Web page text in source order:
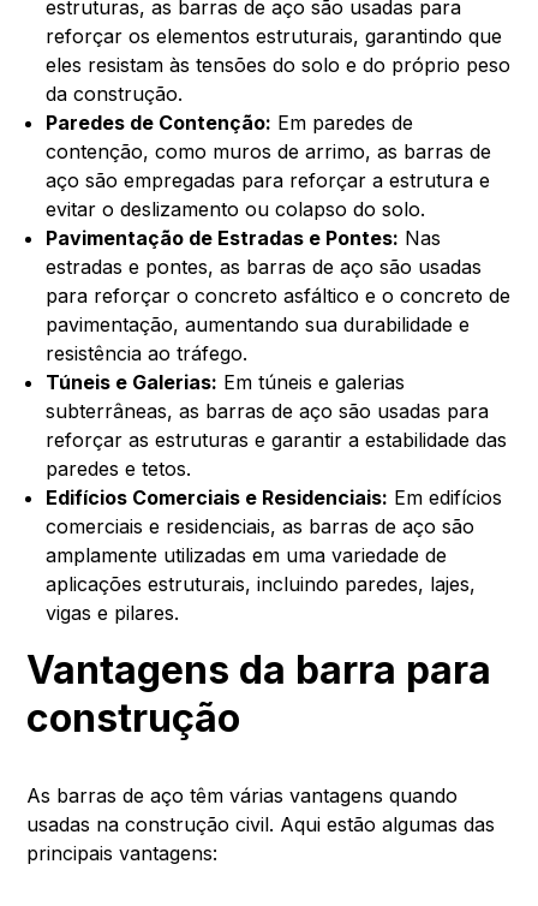
estruturas, as barras de aço são usadas para
reforçar os elementos estruturais, garantindo que
eles resistam às tensões do solo e do próprio peso
da construção.
Paredes de Contenção: Em paredes de
contenção, como muros de arrimo, as barras de
aço são empregadas para reforçar a estrutura e
evitar o deslizamento ou colapso do solo.
Pavimentação de Estradas e Pontes: Nas
estradas e pontes, as barras de aço são usadas
para reforçar o concreto asfáltico e o concreto de
pavimentação, aumentando sua durabilidade e
resistência ao tráfego.
Túneis e Galerias: Em túneis e galerias
subterrâneas, as barras de aço são usadas para
reforçar as estruturas e garantir a estabilidade das
paredes e tetos.
Edifícios Comerciais e Residenciais: Em edifícios
comerciais e residenciais, as barras de aço são
amplamente utilizadas em uma variedade de
aplicações estruturais, incluindo paredes, lajes,
vigas e pilares.
Vantagens da barra para
construção
As barras de aço têm várias vantagens quando
usadas na construção civil. Aqui estão algumas das
principais vantagens: